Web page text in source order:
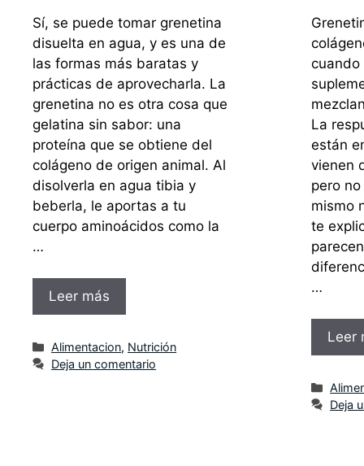
Sí, se puede tomar grenetina
disuelta en agua, y es una de
las formas más baratas y
prácticas de aprovecharla. La
grenetina no es otra cosa que
gelatina sin sabor: una
proteína que se obtiene del
colágeno de origen animal. Al
disolverla en agua tibia y
beberla, le aportas a tu
cuerpo aminoácidos como la
…
Leer más
Categorías
Alimentacion, Nutrición
Deja un comentario
cuando
La
están
vienen
pero
mismo
te
…
Leer
Deja